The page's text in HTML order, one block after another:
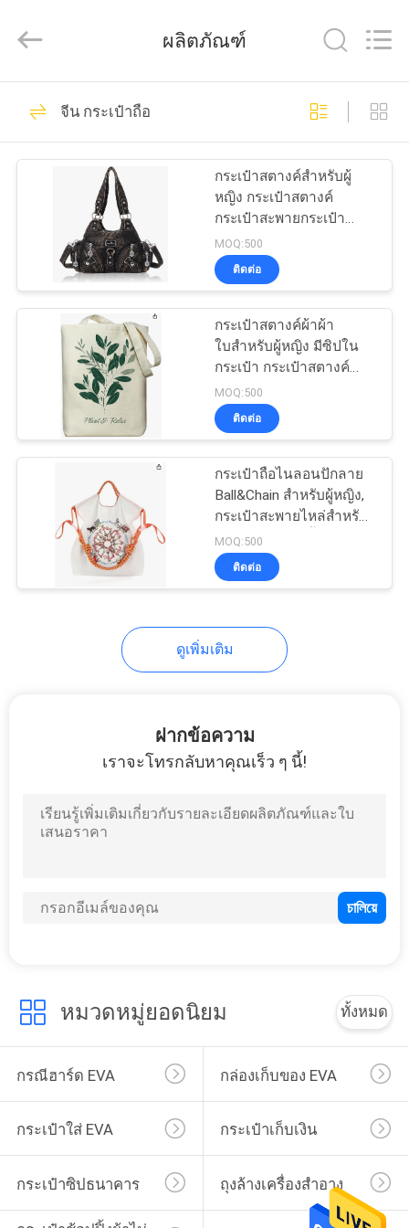
บ้าน
สินค้า
กับ
โรงงาน
ควบคุม
คุณภาพ
Limited.
Developed
กรณีฮาร์ด EVA
69
กล่องเก็บของ EVA
49
กระเป๋าใส่ EVA
33
กระเป๋าเก็บเงิน
ถุงล้างเครื่องสำอาง
23
ผลิตภัณฑ์
จีน กระเป๋าถือ
กระเป๋าสตางค์สําหรับผู้
หญิง กระเป๋าสตางค์
กระเป๋าสะพายกระเป๋า
กระเป๋ากระเป๋ากระเป๋า
กระเป๋ากระเป๋ากระเป๋า
กระเป๋ากระเป๋ากระเป๋า
MOQ:500
ติดต่อ
กระเป๋าสตางค์ผ้าผ้า
ใบสําหรับผู้หญิง มีซิปใน
กระเป๋า กระเป๋าสตางค์
ผ้าใบมีซิป เหมาะสําหรับ
การช้อปปิ้งรายวัน งาน
และสินค้าสินค้า
MOQ:500
ติดต่อ
กระเป๋าถือไนลอนปักลาย
Ball&Chain สำหรับผู้หญิง,
กระเป๋าสะพายไหล่สำหรับ
เดินทางพร้อมหูหิ้วด้านบน,
เหมาะสำหรับทำงานและ
เดินทาง
MOQ:500
ติดต่อ
ดูเพิ่มเติม
ฝากข้อความ
เราจะโทรกลับหาคุณเร็ว ๆ นี้!
หมวดหมู่ยอดนิยม ทั้งหมด
กรณีฮาร์ด EVA กล่องเก็บของ EVA
กระเป๋าใส่ EVA กระเป๋าเก็บเงิน
กระเป๋าซิปธนาคาร ถุงล้างเครื่องสำอาง